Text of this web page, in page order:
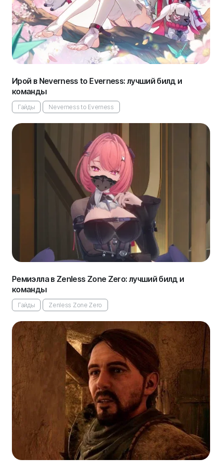
Ирой в Neverness to Everness: лучший билд и
команды
Гайды Neverness to Everness
Ремиэлла в Zenless Zone Zero: лучший билд и
команды
Гайды Zenless Zone Zero